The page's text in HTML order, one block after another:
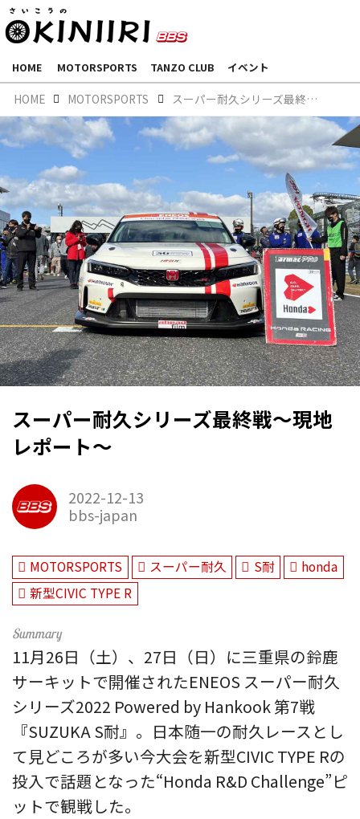
HOME MOTORSPORTS TANZO CLUB イベント
HOME MOTORSPORTS スーパー耐久シリーズ最終戦～現地レポート～
スーパー耐久シリーズ最終戦～現地
レポート～
2022-12-13
bbs-japan
MOTORSPORTS スーパー耐久 S耐
honda
新型CIVIC TYPE R
11月26日（土）、27日（日）に三重県の鈴鹿
サーキットで開催されたENEOS スーパー耐久
シリーズ2022 Powered by Hankook 第7戦
『SUZUKA S耐』。日本随一の耐久レースとし
て見どころが多い今大会を新型CIVIC TYPE Rの
投入で話題となった“Honda R&D Challenge”ピ
ットで観戦した。